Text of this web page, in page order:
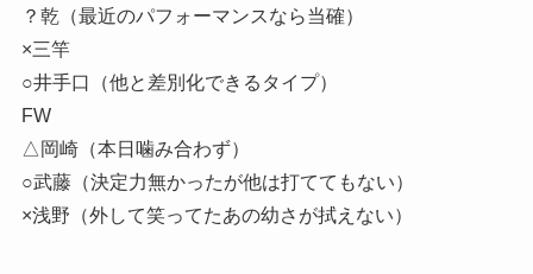
？乾（最近のパフォーマンスなら当確）
×三竿
○井手口（他と差別化できるタイプ）
FW
△岡崎（本日噛み合わず）
○武藤（決定力無かったが他は打ててもない）
×浅野（外して笑ってたあの幼さが拭えない）